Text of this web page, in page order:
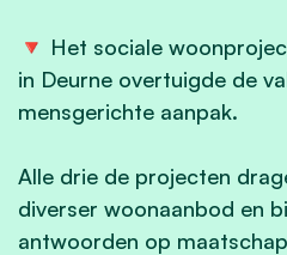
🔻 Het sociale
in Deurne overtuigde de
mensgerichte aanpak.
Alle drie de projecten
diverser woonaanbod en
antwoorden op